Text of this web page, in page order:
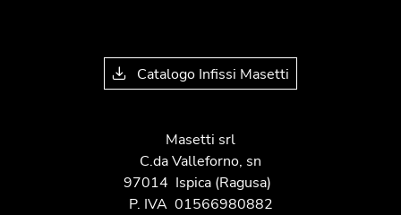
Catalogo Infissi Masetti
Masetti srl
C.da Valleforno, sn
97014 Ispica(Ragusa)
P. IVA 01566980882